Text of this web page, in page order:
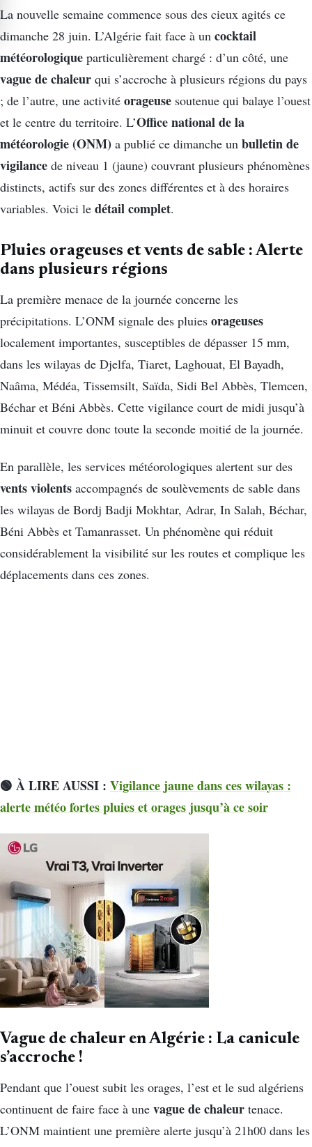
La nouvelle semaine commence sous des cieux agités ce
dimanche 28 juin. L’Algérie fait face à un cocktail
météorologique particulièrement chargé : d’un côté, une
vague de chaleur qui s’accroche à plusieurs régions du pays
; de l’autre, une activité orageuse soutenue qui balaye l’ouest
et le centre du territoire. L’Office national de la
météorologie (ONM) a publié ce dimanche un bulletin de
vigilance de niveau 1 (jaune) couvrant plusieurs phénomènes
distincts, actifs sur des zones différentes et à des horaires
variables. Voici le détail complet.
Pluies orageuses et vents de sable :Alerte
dans plusieurs régions
La première menace de la journée concerne les
précipitations. L’ONM signale des pluies orageuses
localement importantes, susceptibles de dépasser 15 mm,
dans les wilayas de Djelfa, Tiaret, Laghouat, El Bayadh,
Naâma, Médéa, Tissemsilt, Saïda, Sidi Bel Abbès, Tlemcen,
Béchar et Béni Abbès. Cette vigilance court de midi jusqu’à
minuit et couvre donc toute la seconde moitié de la journée.
En parallèle, les services météorologiques alertent sur des
vents violents accompagnés de soulèvements de sable dans
les wilayas de Bordj Badji Mokhtar, Adrar, In Salah, Béchar,
Béni Abbès et Tamanrasset. Un phénomène qui réduit
considérablement la visibilité sur les routes et complique les
déplacements dans ces zones.
🟢 À LIRE AUSSI : Vigilance jaune dans ces wilayas :
alerte météo fortes pluies et orages jusqu’à ce soir
Vague de chaleur en Algérie : La canicule
s’accroche !
Pendant que l’ouest subit les orages, l’est et le sud algériens
continuent de faire face à une vague de chaleur tenace.
L’ONM maintient une première alerte jusqu’à 21h00 dans les